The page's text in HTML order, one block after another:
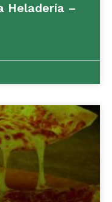
Heladería –